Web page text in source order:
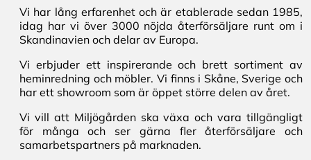
Vi har lång erfarenhet och är etablerade sedan 1985,
idag har vi över 3000 nöjda återförsäljare runt om i
Skandinavien och delar av Europa.
Vi erbjuder ett inspirerande och brett sortiment av
heminredning och möbler. Vi finns i Skåne, Sverige och
har ett showroom som är öppet större delen av året.
Vi vill att Miljögården ska växa och vara tillgängligt
för många och ser gärna fler återförsäljare och
samarbetspartners på marknaden.